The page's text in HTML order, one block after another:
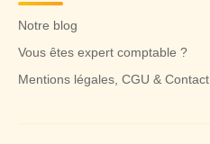
Notre blog
Vous êtes expert comptable ?
Mentions légales, CGU & Contact